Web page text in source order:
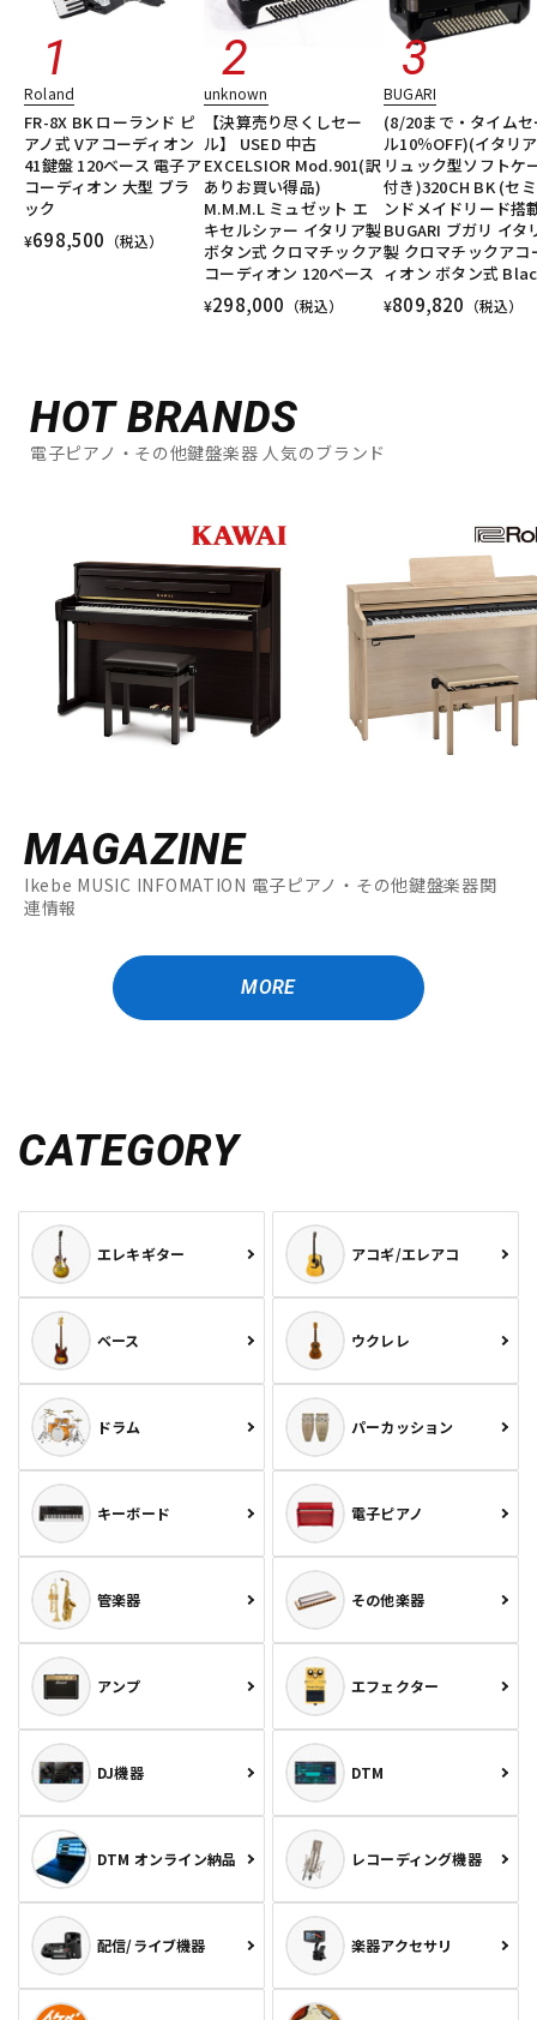
Roland
FR-8X BK ローランド ピ
アノ式 Vアコーディオン
41鍵盤 120ベース 電子ア
コーディオン 大型 ブラ
ック
¥698,500 （税込）
unknown
【決算売り尽くしセー
ル】 USED 中古
EXCELSIOR Mod.901(訳
ありお買い得品)
M.M.M.L ミュゼット エ
キセルシァー イタリア製
ボタン式 クロマチックア
コーディオン 120ベース
¥298,000 （税込）
BUGARI
(8/20まで・タイム
ル10％OFF)(イタリ
リュック型ソフトケ
付き)320CH BK (セ
ンドメイドリード搭
BUGARI ブガリ イタ
製 クロマチックアコ
ィオン ボタン式
¥809,820 （税込）
HOT BRANDS
電子ピアノ・その他鍵盤楽器 人気のブランド
MAGAZINE
Ikebe MUSIC INFOMATION 電子ピアノ・その他鍵盤楽器関
連情報
MORE
CATEGORY
エレキギター アコギ/エレアコ
ベース ウクレレ
ドラム パーカッション
キーボード 電子ピアノ
管楽器 その他楽器
アンプ エフェクター
DJ機器 DTM
DTM オンライン納品 レコーディング機器
配信/ライブ機器 楽器アクセサリ